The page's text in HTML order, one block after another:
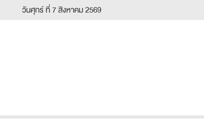
วันศุกร์ ที่ 7 สิงหาคม 2569